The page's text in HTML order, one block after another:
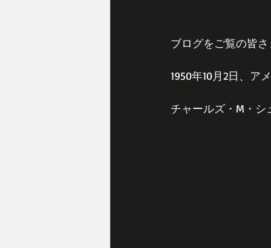
ブログをご覧の皆
1950年10月2日、ア
チャールズ・M・シ